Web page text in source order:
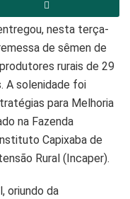
nesta terça-
de sêmen de
rurais de 29
A solenidade foi
para Melhoria
na Fazenda
Capixaba de
Rural (Incaper).
oriundo da